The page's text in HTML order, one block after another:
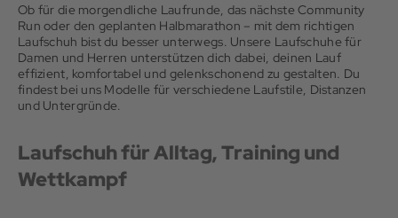
Ob für die morgendliche Laufrunde, das nächste Community
Run oder den geplanten Halbmarathon – mit dem richtigen
Laufschuh bist du besser unterwegs. Unsere Laufschuhe für
Damen und Herren unterstützen dich dabei, deinen Lauf
effizient, komfortabel und gelenkschonend zu gestalten. Du
findest bei uns Modelle für verschiedene Laufstile, Distanzen
und Untergründe.
Laufschuh für Alltag, Training und
Wettkampf